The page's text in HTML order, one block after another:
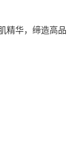
精华，缔造高品